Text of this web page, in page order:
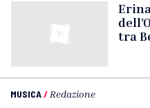
tra
MUSICA/ Redazione